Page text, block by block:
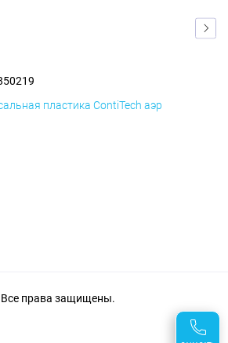
пластика ContiTech аэр
права защищены.